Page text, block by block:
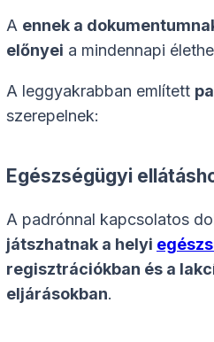
A ennek a
előnyei a mindennapi
A leggyakrabban említett
szerepelnek:
Egészségügyi
A padrónnal kapcsolatos
játszhatnak a helyi
regisztrációkban és a
eljárásokban.